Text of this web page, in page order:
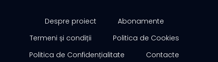
Despre proiect
Abonamente
Termeni și condiții
Politica de Cookies
Politica de Confidențialitate
Contacte